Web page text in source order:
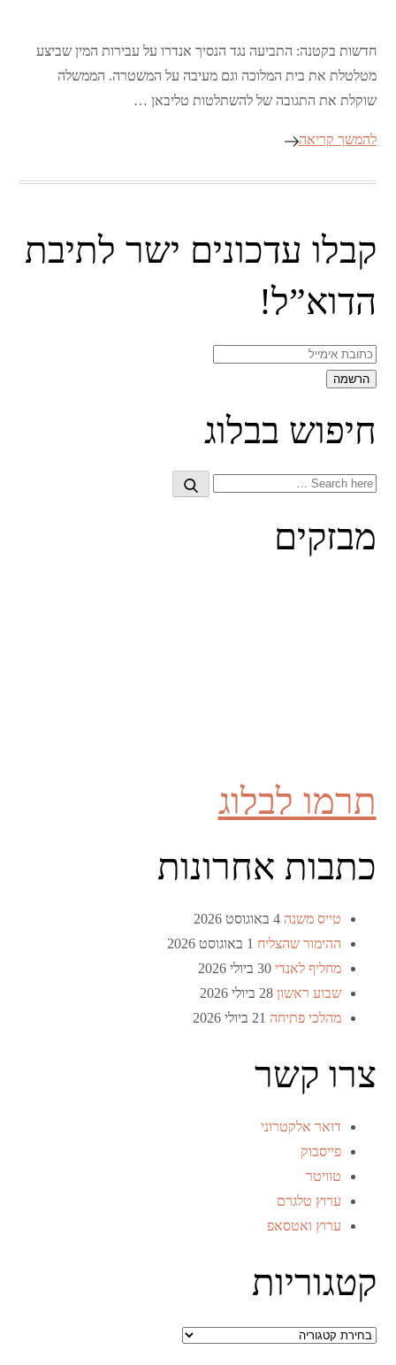
חדשות בקטנה: התביעה נגד הנסיך אנדרו על עבירות המין שביצע
מטלטלת את בית המלוכה וגם מעיבה על המשטרה. הממשלה
שוקלת את התגובה של להשתלטות טליבאן …
להמשך קריאה
קבלו עדכונים ישר לתיבת
הדוא”ל!
חיפוש בבלוג
Search
Search
מבזקים
תרמו לבלוג
כתבות אחרונות
טייס משנה 4 באוגוסט 2026
ההימור שהצליח 1 באוגוסט 2026
מחליף לאנדי 30 ביולי 2026
שבוע ראשון 28 ביולי 2026
מהלכי פתיחה 21 ביולי 2026
צרו קשר
דואר אלקטרוני
פייסבוק
טוויטר
ערוץ טלגרם
ערוץ ואטסאפ
קטגוריות
קטגוריות